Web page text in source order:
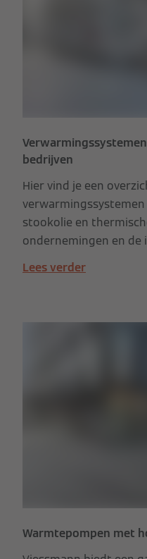
bedrijven
Hier vind je een
stookolie en
ondernemingen en de
Lees verder
Warmtepompen met